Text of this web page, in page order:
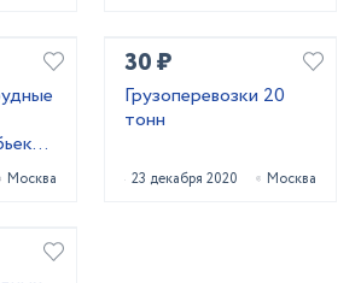
Москва
30 ₽
Грузоперевозки 20
тонн
23 декабря 2020 Москва